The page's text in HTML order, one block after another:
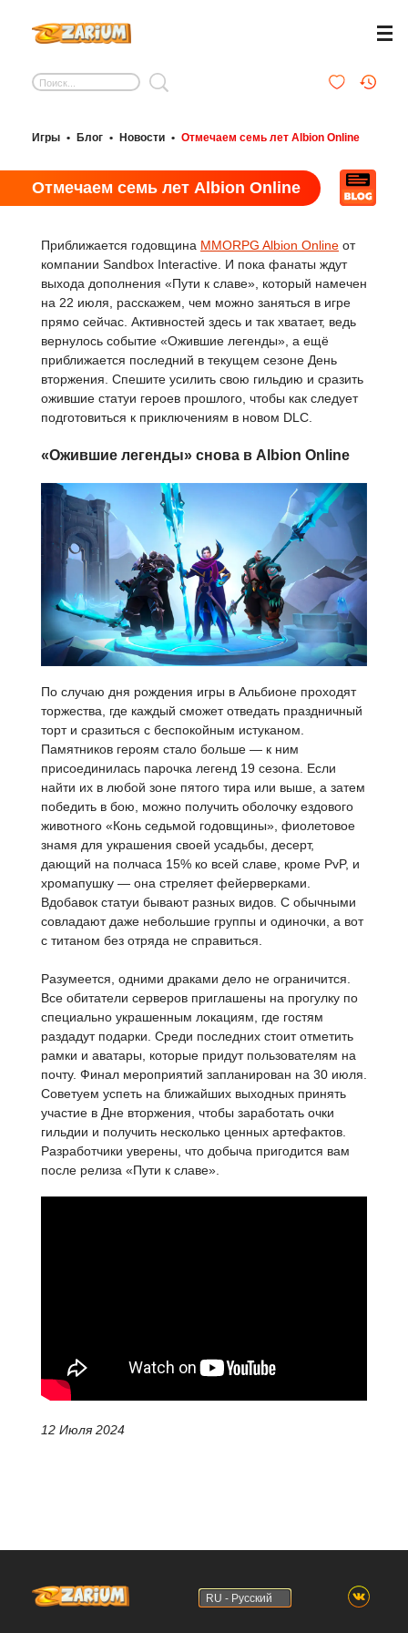
Игры • Блог • Новости • Отмечаем семь лет Albion Online
Отмечаем семь лет Albion Online
Приближается годовщина MMORPG Albion Online от
компании Sandbox Interactive. И пока фанаты ждут
выхода дополнения «Пути к славе», который намечен
на 22 июля, расскажем, чем можно заняться в игре
прямо сейчас. Активностей здесь и так хватает, ведь
вернулось событие «Ожившие легенды», а ещё
приближается последний в текущем сезоне День
вторжения. Спешите усилить свою гильдию и сразить
ожившие статуи героев прошлого, чтобы как следует
подготовиться к приключениям в новом DLC.
«Ожившие легенды» снова в Albion Online
По случаю дня рождения игры в Альбионе проходят
торжества, где каждый сможет отведать праздничный
торт и сразиться с беспокойным истуканом.
Памятников героям стало больше — к ним
присоединилась парочка легенд 19 сезона. Если
найти их в любой зоне пятого тира или выше, а затем
победить в бою, можно получить оболочку ездового
животного «Конь седьмой годовщины», фиолетовое
знамя для украшения своей усадьбы, десерт,
дающий на полчаса 15% ко всей славе, кроме PvP, и
хромапушку — она стреляет фейерверками.
Вдобавок статуи бывают разных видов. С обычными
совладают даже небольшие группы и одиночки, а вот
с титаном без отряда не справиться.
Разумеется, одними драками дело не ограничится.
Все обитатели серверов приглашены на прогулку по
специально украшенным локациям, где гостям
раздадут подарки. Среди последних стоит отметить
рамки и аватары, которые придут пользователям на
почту. Финал мероприятий запланирован на 30 июля.
Советуем успеть на ближайших выходных принять
участие в Дне вторжения, чтобы заработать очки
гильдии и получить несколько ценных артефактов.
Разработчики уверены, что добыча пригодится вам
после релиза «Пути к славе».
12 Июля 2024
RU - Русский